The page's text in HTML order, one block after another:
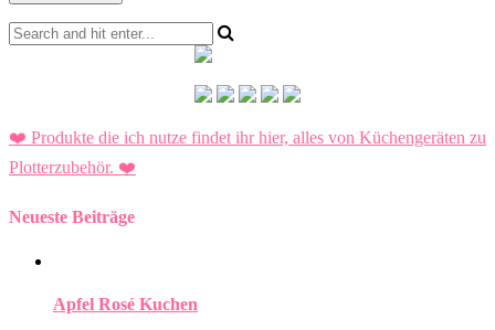
❤️ Produkte die ich nutze findet ihr hier, alles von Küchengeräten zu
Plotterzubehör. ❤️
Neueste Beiträge
Apfel Rosé Kuchen